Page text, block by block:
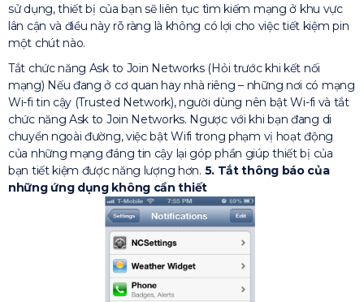
sử dụng, thiết bị của bạn sẽ liên tục tìm kiếm mạng ở khu vực
lân cận và điều này rõ ràng là không có lợi cho việc tiết kiệm pin
một chút nào.
Tắt chức năng Ask to Join Networks (Hỏi trước khi kết nối
mạng) Nếu đang ở cơ quan hay nhà riêng – những nơi có mạng
Wi-fi tin cậy (Trusted Network), người dùng nên bật Wi-fi và tắt
chức năng Ask to Join Networks. Ngược với khi bạn đang di
chuyển ngoài đường, việc bật Wifi trong phạm vị hoạt động
của những mạng đáng tin cậy lại góp phần giúp thiết bị của
bạn tiết kiệm được năng lượng hơn. 5. Tắt thông báo của
những ứng dụng không cần thiết